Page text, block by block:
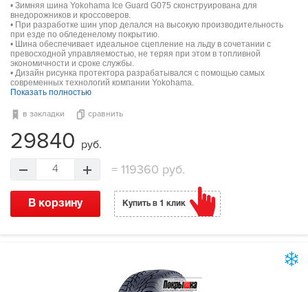
• Зимняя шина Yokohama Ice Guard G075 сконструирована для
внедорожников и кроссоверов.
• При разработке шин упор делался на высокую производительность
при езде по обледенелому покрытию.
• Шина обеспечивает идеальное сцепление на льду в сочетании с
превосходной управляемостью, не теряя при этом в топливной
экономичности и сроке службы.
• Дизайн рисунка протектора разрабатывался с помощью самых
современных технологий компании Yokohama.
Показать полностью
в закладки сравнить
29840 руб.
4 = 119360 руб.
В корзину Купить в 1 клик